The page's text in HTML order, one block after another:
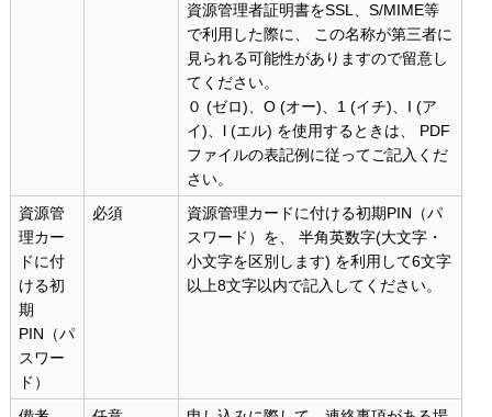
資源管理者証明書をSSL、S/MIME等
で利用した際に、 この名称が第三者に
見られる可能性がありますので留意し
てください。
０ (ゼロ)、O (オー)、1 (イチ)、I (ア
イ)、l (エル) を使用するときは、 PDF
ファイルの表記例に従ってご記入くだ
さい。
資源管
理カー
ドに付
ける初
期
PIN（パ
スワー
ド）
必須
資源管理カードに付ける初期PIN（パ
スワード）を、 半角英数字(大文字・
小文字を区別します) を利用して6文字
以上8文字以内で記入してください。